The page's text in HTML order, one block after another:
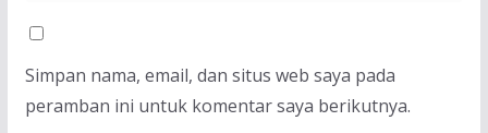
Simpan nama, email, dan situs web saya pada
peramban ini untuk komentar saya berikutnya.